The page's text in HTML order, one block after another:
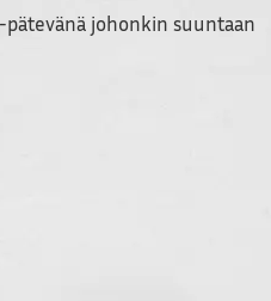
johonkin suuntaan